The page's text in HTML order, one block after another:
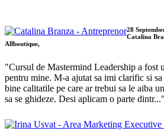
28
Catalina
Allboutique,
"Cursul de Mastermind Leadership a fost
pentru mine. M-a ajutat sa imi clarific si
bine calitatile pe care ar trebui sa le aiba
sa se ghideze. Desi aplicam o parte dintr..."